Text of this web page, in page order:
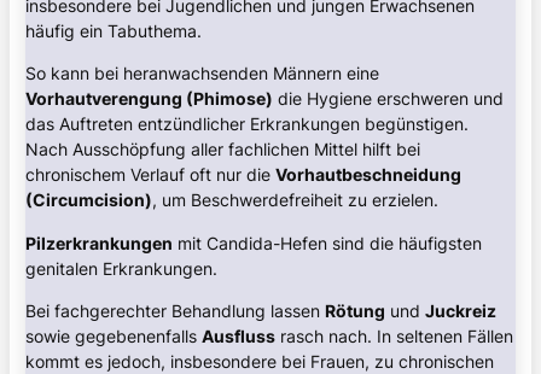
insbesondere bei Jugendlichen und jungen Erwachsenen
häufig ein Tabuthema.
So kann bei heranwachsenden Männern eine
Vorhautverengung (Phimose) die Hygiene erschweren und
das Auftreten entzündlicher Erkrankungen begünstigen.
Nach Ausschöpfung aller fachlichen Mittel hilft bei
chronischem Verlauf oft nur dieVorhautbeschneidung
(Circumcision), um Beschwerdefreiheit zu erzielen.
Pilzerkrankungen mit Candida-Hefen sind die häufigsten
genitalen Erkrankungen.
Bei fachgerechter Behandlung lassenRötung undJuckreiz
sowie gegebenenfallsAusfluss rasch nach. In seltenen Fällen
kommt es jedoch, insbesondere bei Frauen, zu chronischen